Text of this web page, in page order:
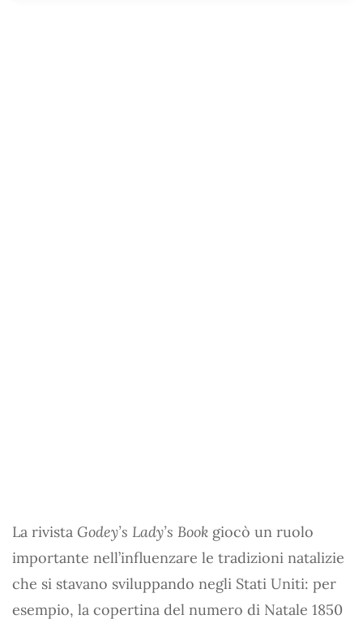
La rivista Godey’s Lady’s Book giocò un ruolo
importante nell’influenzare le tradizioni natalizie
che si stavano sviluppando negli Stati Uniti: per
esempio, la copertina del numero di Natale 1850